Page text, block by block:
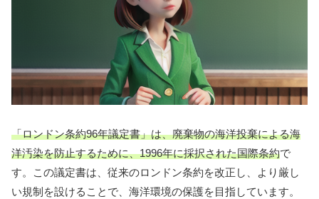
「ロンドン条約96年議定書」は、廃棄物の海洋投棄による海
洋汚染を防止するために、1996年に採択された国際条約で
す。この議定書は、従来のロンドン条約を改正し、より厳し
い規制を設けることで、海洋環境の保護を目指しています。